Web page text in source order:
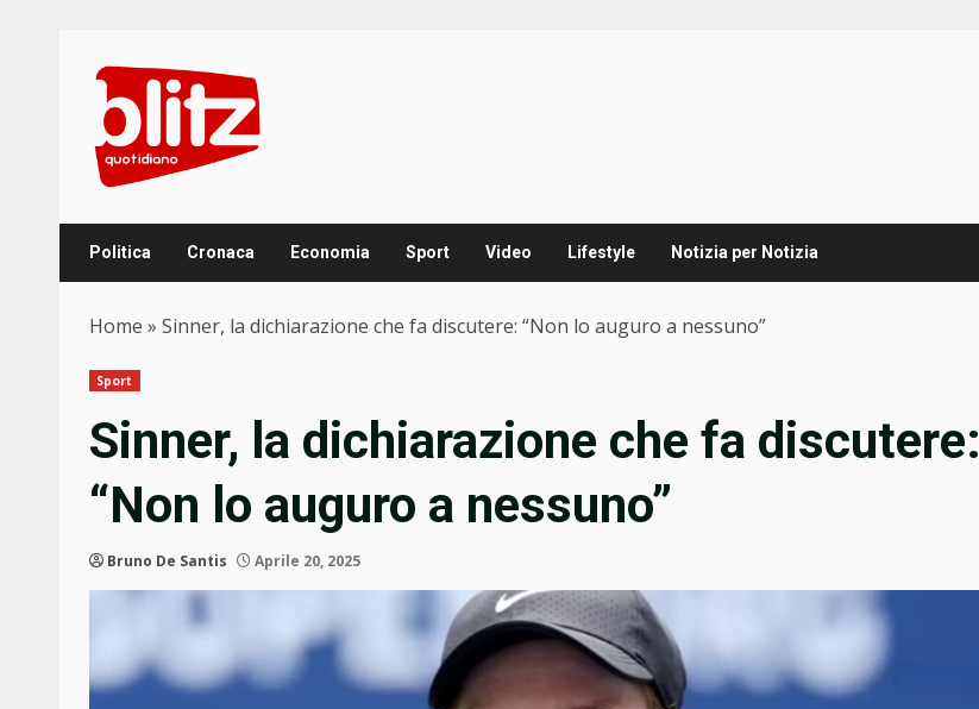
content
Politica Cronaca Economia Sport Video Lifestyle Notizia per Notizia
Home » Sinner, la dichiarazione che fa discutere: “Non lo auguro a nessuno”
Sport
Sinner, la dichiarazione che fa discutere:
“Non lo auguro a nessuno”
Bruno De Santis Aprile 20, 2025